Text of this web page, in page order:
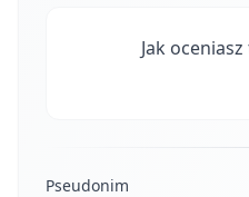
Jak
Pseudonim